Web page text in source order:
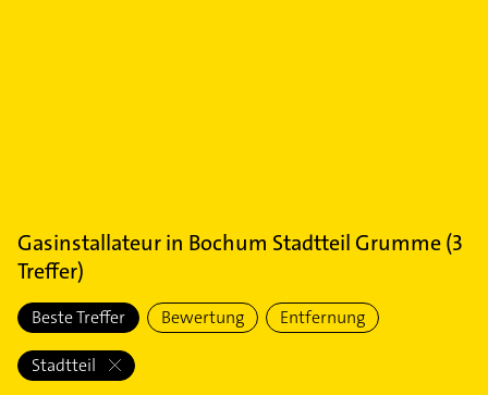
Gasinstallateurin Bochum Stadtteil Grumme(3
Treffer)
Beste Treffer Bewertung Entfernung
Stadtteil